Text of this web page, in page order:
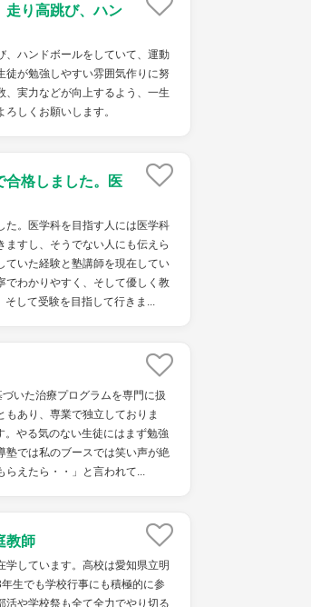
走り高跳び、ハン
、ハンドボールをしていて、運動
徒が勉強しやすい雰囲気作りに努
、実力などが向上するよう、一生
しくお願いします。
合格しました。医
た。医学科を目指す人には医学科
すし、そうでない人にも伝えら
ていた経験と塾講師を現在してい
でわかりやすく、そして優しく教
そして受験を目指して行きま...
いた治療プログラムを専門に扱
もあり、専業で独立しておりま
。やる気のない生徒にはまず勉強
塾では私のブースでは笑い声が絶
らえたら・・」と言われて...
教師
しています。高校は愛知県立明
生でも学校行事にも積極的に参
活や学校祭も全て全力でやり切る